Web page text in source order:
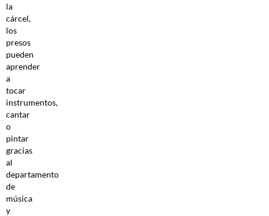
la
cárcel,
los
presos
pueden
aprender
a
tocar
instrumentos,
cantar
o
pintar
gracias
al
departamento
de
música
y